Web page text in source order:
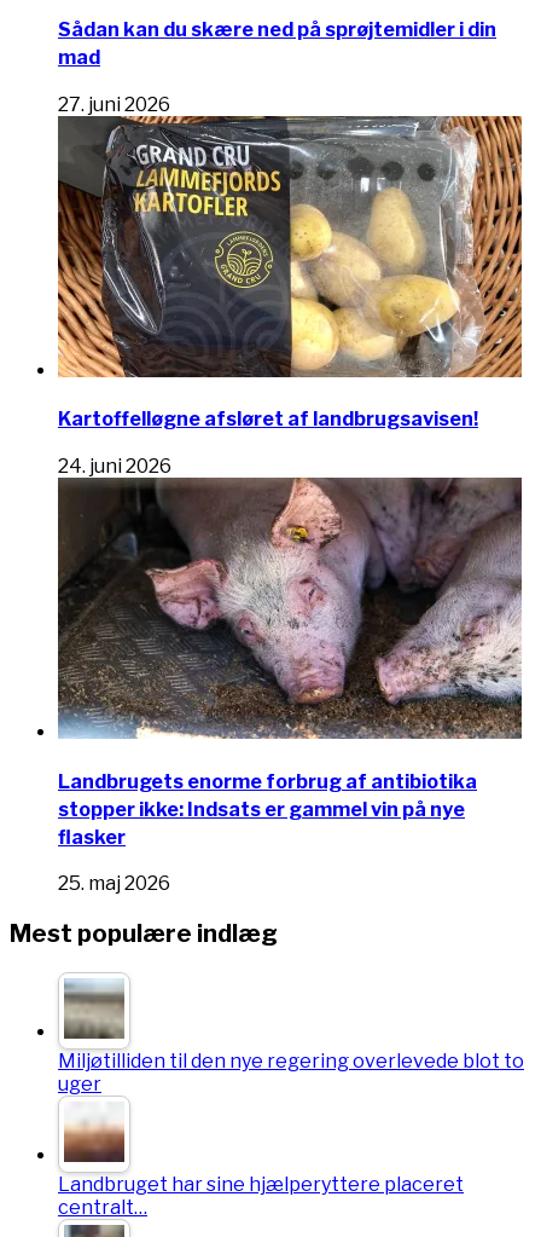
Sådan kan du skære ned på sprøjtemidler i din
mad
27. juni 2026
Kartoffelløgne afsløret af landbrugsavisen!
24. juni 2026
Landbrugets enorme forbrug af antibiotika
stopper ikke: Indsats er gammel vin på nye
flasker
25. maj 2026
Mest populære indlæg
Miljøtilliden til den nye regering overlevede blot to
uger
Landbruget har sine hjælperyttere placeret
centralt…